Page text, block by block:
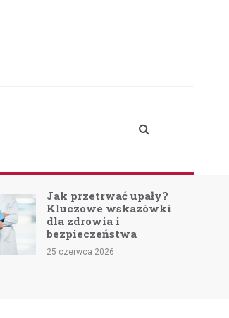
Jak przetrwać upały?
Kluczowe wskazówki
dla zdrowia i
bezpieczeństwa
25 czerwca 2026